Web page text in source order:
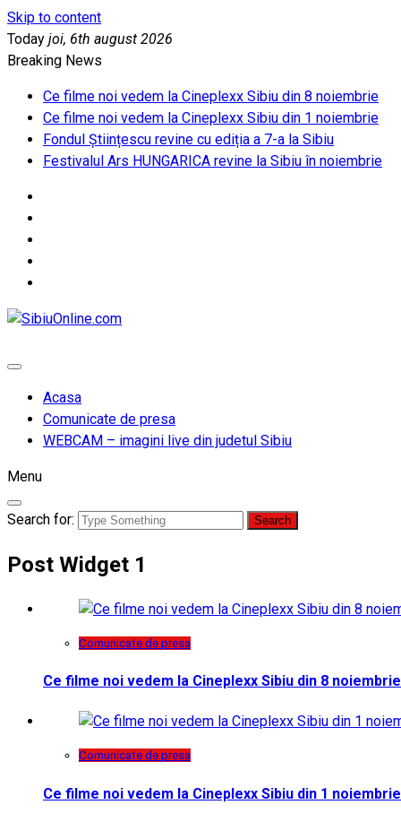
Skip to content
Today joi, 6th august 2026
Breaking News
Ce filme noi vedem la Cineplexx Sibiu din 8 noiembrie
Ce filme noi vedem la Cineplexx Sibiu din 1 noiembrie
Fondul Științescu revine cu ediția a 7-a la Sibiu
Festivalul Ars HUNGARICA revine la Sibiu în noiembrie
Acasa
Comunicate de presa
WEBCAM – imagini live din judetul Sibiu
Menu
Search for:
Post Widget 1
Comunicate de presa
Ce filme noi vedem la Cineplexx Sibiu din 8 noiembrie
Comunicate de presa
Ce filme noi vedem la Cineplexx Sibiu din 1 noiembrie